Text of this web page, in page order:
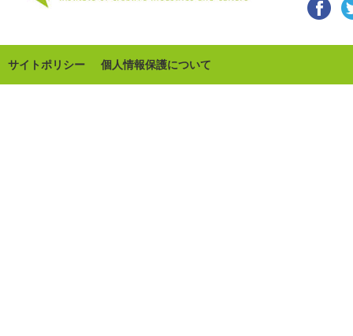
サイトポリシー 個人情報保護について